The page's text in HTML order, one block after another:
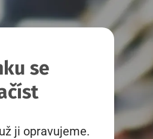
se
ji opravujeme.